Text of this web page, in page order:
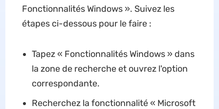
Fonctionnalités Windows ». Suivez les
étapes ci-dessous pour le faire :
Tapez « Fonctionnalités Windows » dans
la zone de recherche et ouvrez l'option
correspondante.
Recherchez la fonctionnalité « Microsoft